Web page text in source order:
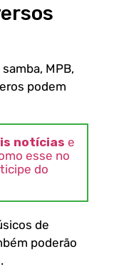
MPB,
podem
notícias e
esse no
do
de
poderão